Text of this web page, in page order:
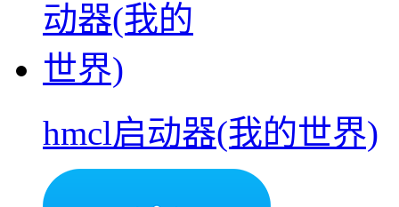
hmcl启动器(我的世界)